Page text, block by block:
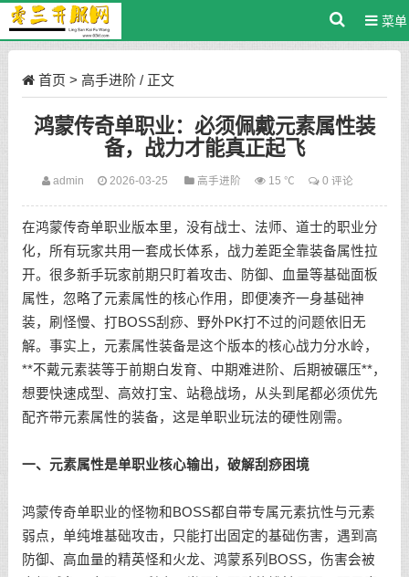
菜单
首页 > 高手进阶/ 正文
鸿蒙传奇单职业：必须佩戴元素属性装
备，战力才能真正起飞
admin 2026-03-25 高手进阶 15 ℃ 0 评论
在鸿蒙传奇单职业版本里，没有战士、法师、道士的职业分
化，所有玩家共用一套成长体系，战力差距全靠装备属性拉
开。很多新手玩家前期只盯着攻击、防御、血量等基础面板
属性，忽略了元素属性的核心作用，即便凑齐一身基础神
装，刷怪慢、打BOSS刮痧、野外PK打不过的问题依旧无
解。事实上，元素属性装备是这个版本的核心战力分水岭，
**不戴元素装等于前期白发育、中期难进阶、后期被碾压**，
想要快速成型、高效打宝、站稳战场，从头到尾都必须优先
配齐带元素属性的装备，这是单职业玩法的硬性刚需。
一、元素属性是单职业核心输出，破解刮痧困境
鸿蒙传奇单职业的怪物和BOSS都自带专属元素抗性与元素
弱点，单纯堆基础攻击，只能打出固定的基础伤害，遇到高
防御、高血量的精英怪和火龙、鸿蒙系列BOSS，伤害会被